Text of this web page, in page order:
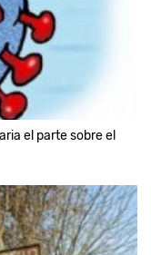
el parte sobre el